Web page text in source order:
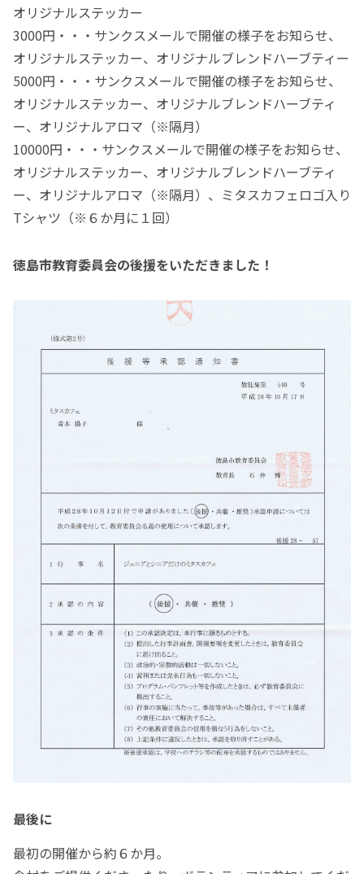
オリジナルステッカー
3000円・・・サンクスメールで開催の様子をお知らせ、
オリジナルステッカー、オリジナルブレンドハーブティー
5000円・・・サンクスメールで開催の様子をお知らせ、
オリジナルステッカー、オリジナルブレンドハーブティ
ー、オリジナルアロマ（※隔月）
10000円・・・サンクスメールで開催の様子をお知らせ、
オリジナルステッカー、オリジナルブレンドハーブティ
ー、オリジナルアロマ（※隔月）、ミタスカフェロゴ入り
Tシャツ（※６か月に１回）
徳島市教育委員会の後援をいただきました！
最後に
最初の開催から約６か月。